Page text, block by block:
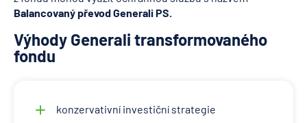
Balancovaný převod Generali PS.
Výhody Generali transformovaného
fondu
konzervativní investiční strategie